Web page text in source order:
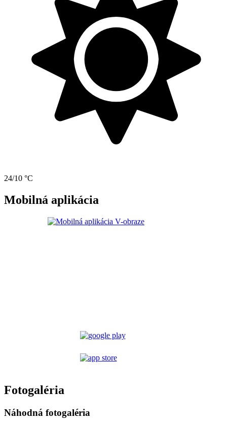
24/10 °C
Mobilná aplikácia
Fotogaléria
Náhodná fotogaléria